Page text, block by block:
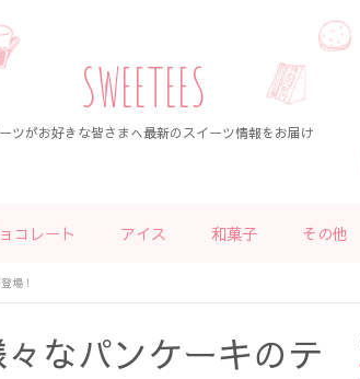
SWEETEES
ツがお好きな皆さまへ最新のスイーツ情報をお届け
コレート アイス 和菓子 その他
場！
なパンケーキのテ